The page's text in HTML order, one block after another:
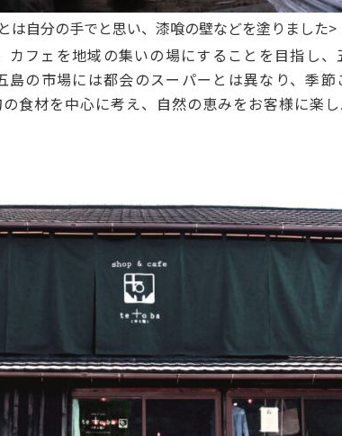
は自分の手でと思い、漆喰の壁などを塗りました>
フェを地域の集いの場にすることを目指し、
の市場には都会のスーパーとは異なり、季
食材を中心に考え、自然の恵みをお客様に楽